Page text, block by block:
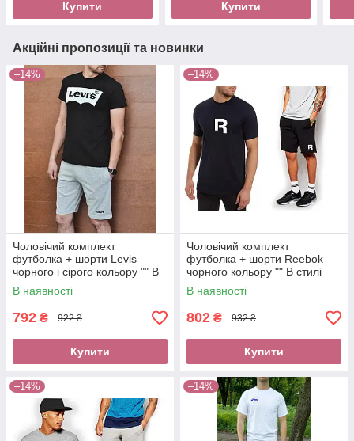
Купити Купити
Акційні пропозиції та новинки
–14%
Чоловічий комплект
футболка + шорти Levis
чорного і сірого кольору "" В
стилі levi's ""
В наявності
792 ₴ 922 ₴
Купити
–14%
Чоловічий комплект
футболка + шорти Reebok
чорного кольору "" В стилі
Reebok ""
В наявності
802 ₴ 932 ₴
Купити
–14% –14%